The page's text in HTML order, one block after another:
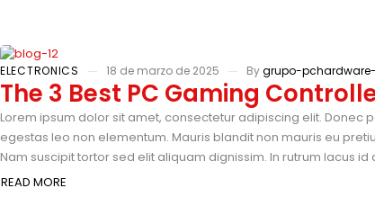
ELECTRONICS 18 de marzo de 2025 Bygrupo-pchardware-
The 3 Best PC Gaming
Lorem ipsum dolor sit amet, consectetur adipiscing elit.
egestas leo non elementum. Mauris blandit non mauris eu
Nam suscipit tortor sed elit aliquam dignissim. In rutrum lacus
READ MORE